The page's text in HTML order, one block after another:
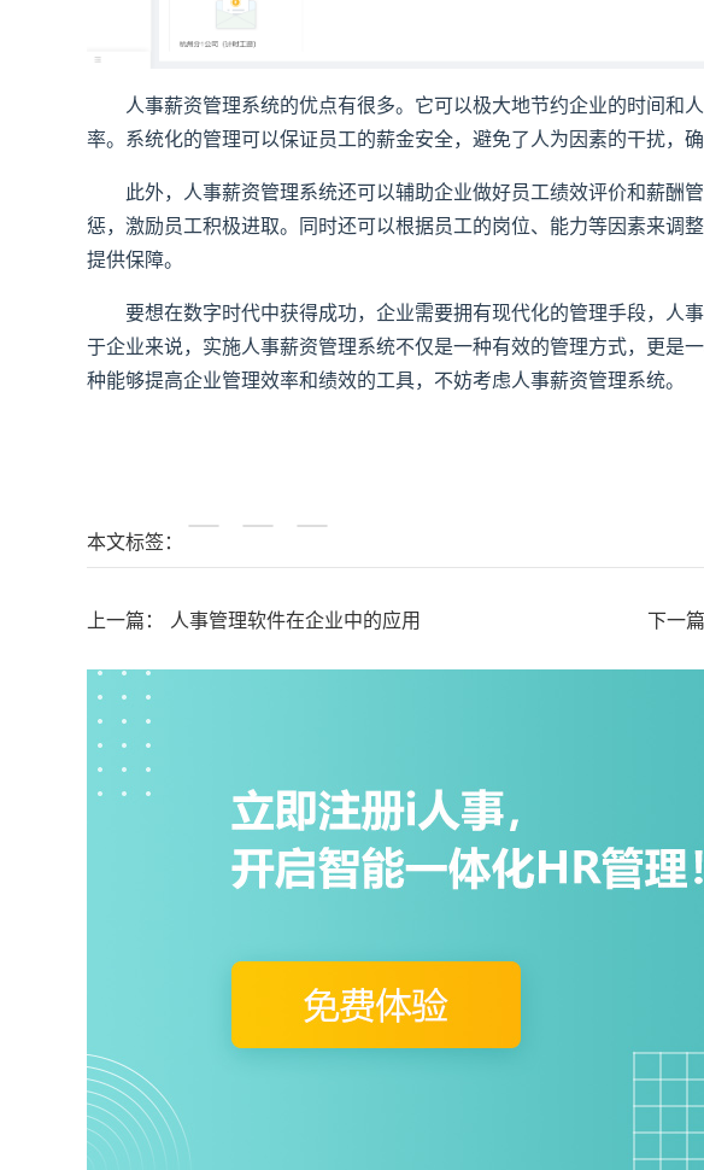
人事薪资管理系统的优点有很多。它可以极大地节约企业的时间和
率。系统化的管理可以保证员工的薪金安全，避免了人为因素的干扰，
此外，人事薪资管理系统还可以辅助企业做好员工绩效评价和薪酬
惩，激励员工积极进取。同时还可以根据员工的岗位、能力等因素来调
提供保障。
要想在数字时代中获得成功，企业需要拥有现代化的管理手段，人
于企业来说，实施人事薪资管理系统不仅是一种有效的管理方式，更是
种能够提高企业管理效率和绩效的工具，不妨考虑人事薪资管理系统。
本文标签：
上一篇： 人事管理软件在企业中的应用 下一